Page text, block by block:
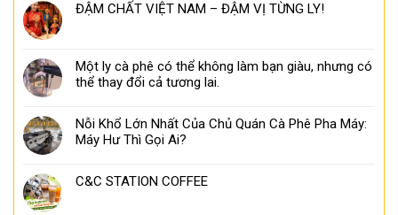
ĐẬM CHẤT VIỆT NAM – ĐẬM VỊ TỪNG LY!
Một ly cà phê có thể không làm bạn giàu, nhưng có
thể thay đổi cả tương lai.
Nỗi Khổ Lớn Nhất Của Chủ Quán Cà Phê Pha Máy:
Máy Hư Thì Gọi Ai?
C&C STATION COFFEE